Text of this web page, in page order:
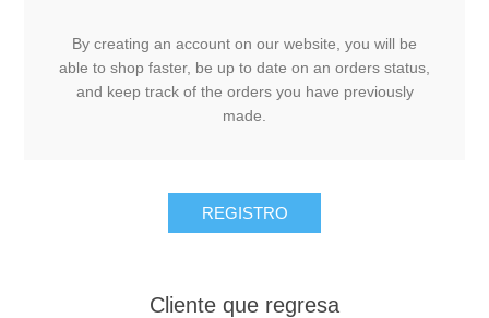
By creating an account on our website, you will be
able to shop faster, be up to date on an orders status,
and keep track of the orders you have previously
made.
REGISTRO
Cliente que regresa